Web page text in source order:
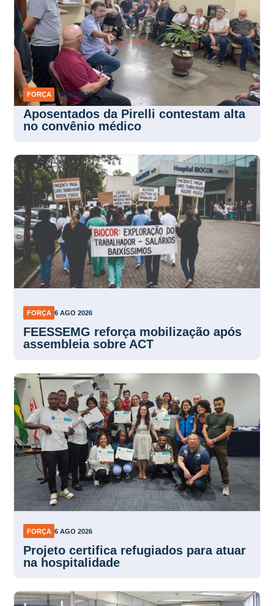
FORÇA 7 AGO 2026
Aposentados da Pirelli contestam alta
no convênio médico
FORÇA 6 AGO 2026
FEESSEMG reforça mobilização após
assembleia sobre ACT
FORÇA 6 AGO 2026
Projeto certifica refugiados para atuar
na hospitalidade